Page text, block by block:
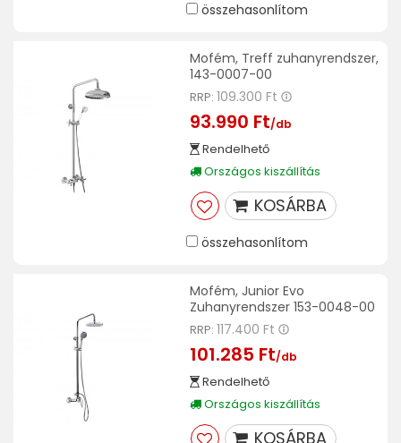
összehasonlítom
Mofém, Treff zuhanyrendszer,
143-0007-00
RRP: 109.300 Ft
93.990 Ft/db
Rendelhető
Országos kiszállítás
KOSÁRBA
összehasonlítom
Mofém, Junior Evo
Zuhanyrendszer 153-0048-00
RRP: 117.400 Ft
101.285 Ft/db
Rendelhető
Országos kiszállítás
KOSÁRBA